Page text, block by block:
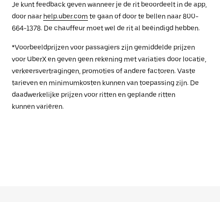
Je kunt feedback geven wanneer je de rit beoordeelt in de app,
door naar help.uber.com te gaan of door te bellen naar 800-
664-1378. De chauffeur moet wel de rit al beëindigd hebben.
*Voorbeeldprijzen voor passagiers zijn gemiddelde prijzen
voor UberX en geven geen rekening met variaties door locatie,
verkeersvertragingen, promoties of andere factoren. Vaste
tarieven en minimumkosten kunnen van toepassing zijn. De
daadwerkelijke prijzen voor ritten en geplande ritten
kunnen variëren.